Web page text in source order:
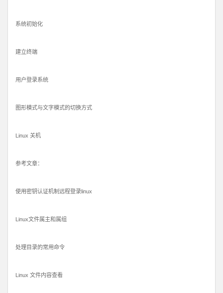
系统初始化
建立终端
用户登录系统
图形模式与文字模式的切换方式
Linux 关机
参考文章：
使用密钥认证机制远程登录linux
Linux文件属主和属组
处理目录的常用命令
Linux 文件内容查看